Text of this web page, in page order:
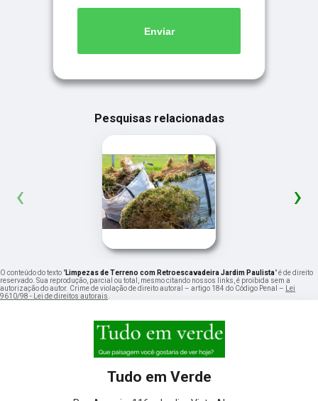
Enviar
Pesquisas relacionadas
‹ ›
O conteúdo do texto "Limpezas de Terreno com Retroescavadeira Jardim Paulista" é de direito
reservado. Sua reprodução, parcial ou total, mesmo citando nossos links, é proibida sem a
autorização do autor. Crime de violação de direito autoral – artigo 184 do Código Penal –
Lei
9610/98 - Lei de direitos autorais
Tudo em Verde